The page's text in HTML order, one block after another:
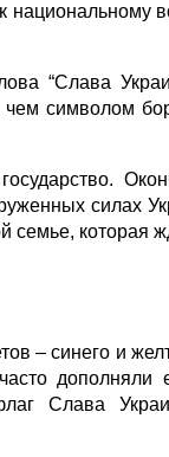
“Слава
чем символом
силах
семье, которая
– синего и
дополняли
Слава